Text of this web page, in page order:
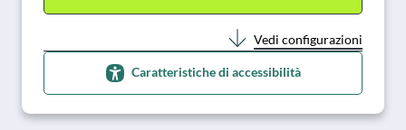
Vedi configurazioni
Caratteristiche di accessibilità